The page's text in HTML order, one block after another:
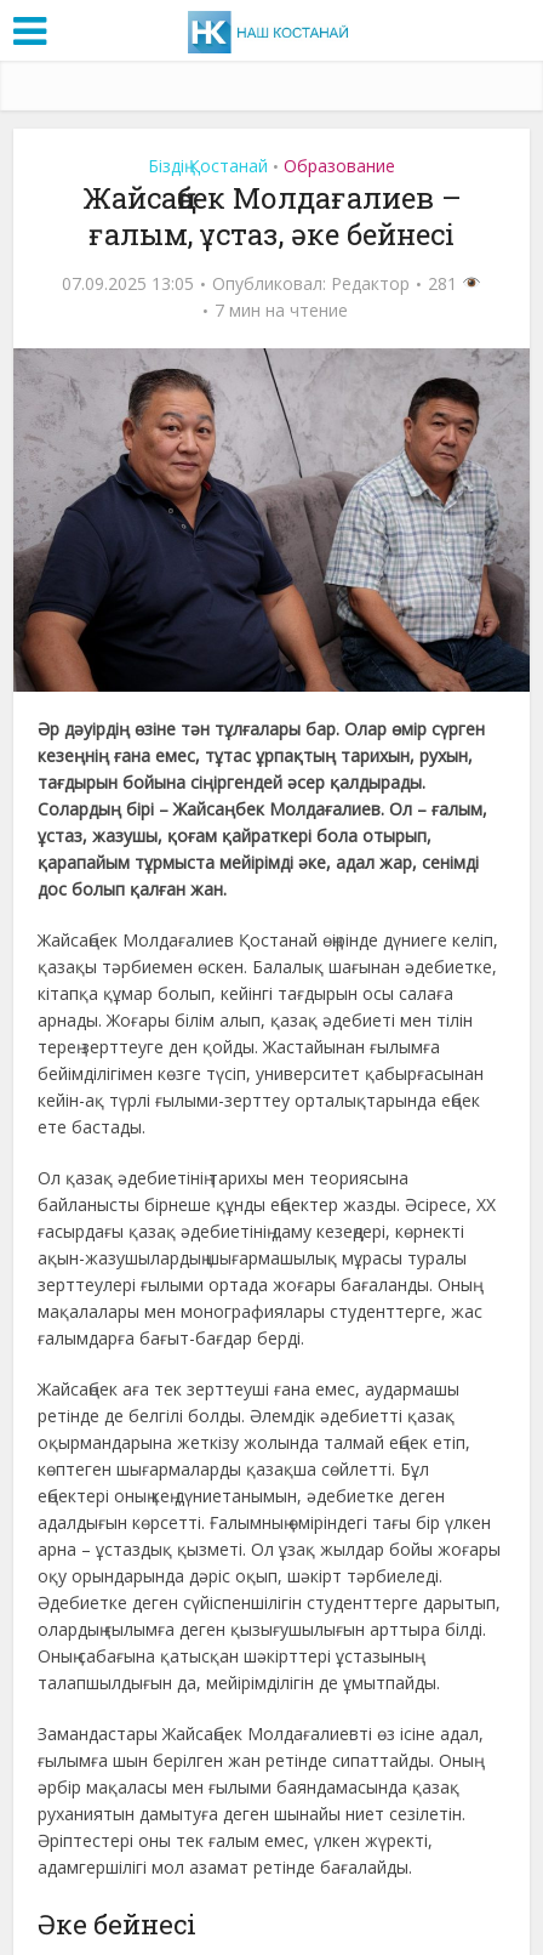
Біздің Қостанай • Образование
Жайсаңбек Молдағалиев –
ғалым, ұстаз, әке бейнесі
07.09.2025 13:05 Опубликовал: Редактор
281
7 мин на чтение
Әр дәуірдің өзіне тән тұлғалары бар. Олар өмір сүрген
кезеңнің ғана емес, тұтас ұрпақтың тарихын, рухын,
тағдырын бойына сіңіргендей әсер қалдырады.
Солардың бірі – Жайсаңбек Молдағалиев. Ол – ғалым,
ұстаз, жазушы, қоғам қайраткері бола отырып,
қарапайым тұрмыста мейірімді әке, адал жар, сенімді
дос болып қалған жан.
Жайсаңбек Молдағалиев Қостанай өңірінде дүниеге келіп,
қазақы тәрбиемен өскен. Балалық шағынан әдебиетке,
кітапқа құмар болып, кейінгі тағдырын осы салаға
арнады. Жоғары білім алып, қазақ әдебиеті мен тілін
терең зерттеуге ден қойды. Жастайынан ғылымға
бейімділігімен көзге түсіп, университет қабырғасынан
кейін-ақ түрлі ғылыми-зерттеу орталықтарында еңбек
ете бастады.
Ол қазақ әдебиетінің тарихы мен теориясына
байланысты бірнеше құнды еңбектер жазды. Әсіресе, ХХ
ғасырдағы қазақ әдебиетінің даму кезеңдері, көрнекті
ақын-жазушылардың шығармашылық мұрасы туралы
зерттеулері ғылыми ортада жоғары бағаланды. Оның
мақалалары мен монографиялары студенттерге, жас
ғалымдарға бағыт-бағдар берді.
Жайсаңбек аға тек зерттеуші ғана емес, аудармашы
ретінде де белгілі болды. Әлемдік әдебиетті қазақ
оқырмандарына жеткізу жолында талмай еңбек етіп,
көптеген шығармаларды қазақша сөйлетті. Бұл
еңбектері оның кең дүниетанымын, әдебиетке деген
адалдығын көрсетті. Ғалымның өміріндегі тағы бір үлкен
арна – ұстаздық қызметі. Ол ұзақ жылдар бойы жоғары
оқу орындарында дәріс оқып, шәкірт тәрбиеледі.
Әдебиетке деген сүйіспеншілігін студенттерге дарытып,
олардың ғылымға деген қызығушылығын арттыра білді.
Оның сабағына қатысқан шәкірттері ұстазының
талапшылдығын да, мейірімділігін де ұмытпайды.
Замандастары Жайсаңбек Молдағалиевті өз ісіне адал,
ғылымға шын берілген жан ретінде сипаттайды. Оның
әрбір мақаласы мен ғылыми баяндамасында қазақ
руханиятын дамытуға деген шынайы ниет сезілетін.
Әріптестері оны тек ғалым емес, үлкен жүректі,
адамгершілігі мол азамат ретінде бағалайды.
Әке бейнесі